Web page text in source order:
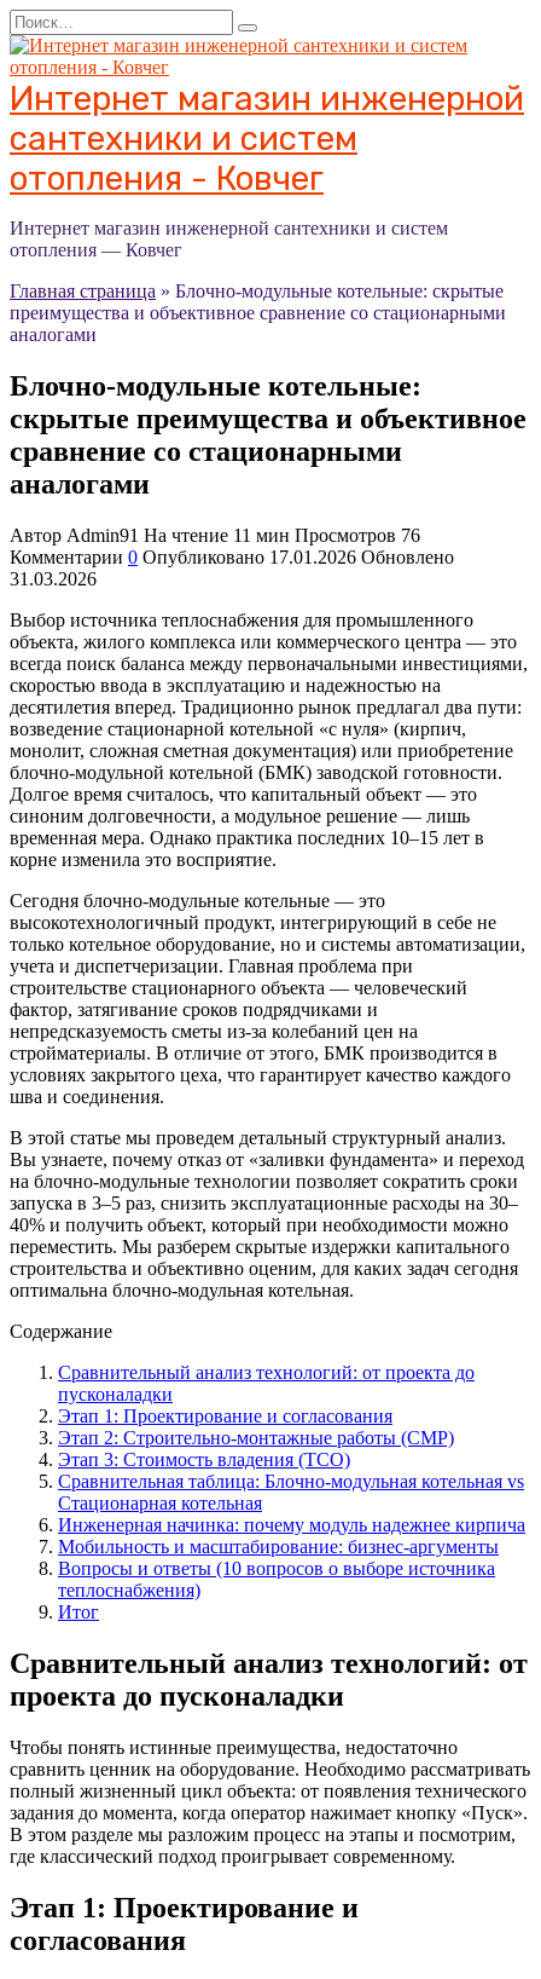
Перейти
к
содержанию
Search
for:
Интернет магазин инженерной
сантехники и систем
отопления - Ковчег
Интернет магазин инженерной сантехники и систем
отопления — Ковчег
Главная страница » Блочно-модульные котельные: скрытые
преимущества и объективное сравнение со стационарными
аналогами
Блочно-модульные котельные:
скрытые преимущества и объективное
сравнение со стационарными
аналогами
Автор Admin91 На чтение 11 мин Просмотров 76
Комментарии 0 Опубликовано 17.01.2026 Обновлено
31.03.2026
Выбор источника теплоснабжения для промышленного
объекта, жилого комплекса или коммерческого центра — это
всегда поиск баланса между первоначальными инвестициями,
скоростью ввода в эксплуатацию и надежностью на
десятилетия вперед. Традиционно рынок предлагал два пути:
возведение стационарной котельной «с нуля» (кирпич,
монолит, сложная сметная документация) или приобретение
блочно-модульной котельной (БМК) заводской готовности.
Долгое время считалось, что капитальный объект — это
синоним долговечности, а модульное решение — лишь
временная мера. Однако практика последних 10–15 лет в
корне изменила это восприятие.
Сегодня блочно-модульные котельные — это
высокотехнологичный продукт, интегрирующий в себе не
только котельное оборудование, но и системы автоматизации,
учета и диспетчеризации. Главная проблема при
строительстве стационарного объекта — человеческий
фактор, затягивание сроков подрядчиками и
непредсказуемость сметы из-за колебаний цен на
стройматериалы. В отличие от этого, БМК производится в
условиях закрытого цеха, что гарантирует качество каждого
шва и соединения.
В этой статье мы проведем детальный структурный анализ.
Вы узнаете, почему отказ от «заливки фундамента» и переход
на блочно-модульные технологии позволяет сократить сроки
запуска в 3–5 раз, снизить эксплуатационные расходы на 30–
40% и получить объект, который при необходимости можно
переместить. Мы разберем скрытые издержки капитального
строительства и объективно оценим, для каких задач сегодня
оптимальна блочно-модульная котельная.
Содержание
Сравнительный анализ технологий: от проекта до
пусконаладки
Этап 1: Проектирование и согласования
Этап 2: Строительно-монтажные работы (СМР)
Этап 3: Стоимость владения (TCO)
Сравнительная таблица: Блочно-модульная котельная vs
Стационарная котельная
Инженерная начинка: почему модуль надежнее кирпича
Мобильность и масштабирование: бизнес-аргументы
Вопросы и ответы (10 вопросов о выборе источника
теплоснабжения)
Итог
Сравнительный анализ технологий: от
проекта до пусконаладки
Чтобы понять истинные преимущества, недостаточно
сравнить ценник на оборудование. Необходимо рассматривать
полный жизненный цикл объекта: от появления технического
задания до момента, когда оператор нажимает кнопку «Пуск».
В этом разделе мы разложим процесс на этапы и посмотрим,
где классический подход проигрывает современному.
Этап 1: Проектирование и
согласования